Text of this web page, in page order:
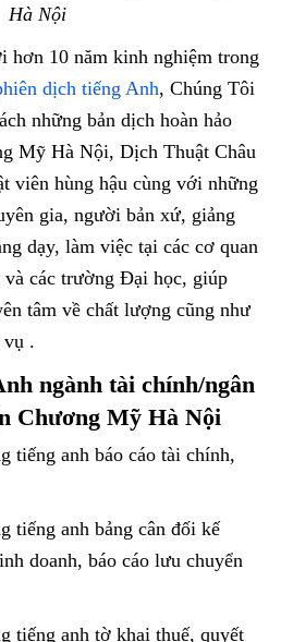
Hà Nội
10 năm kinh nghiệm trong
dịch tiếng Anh, Chúng Tôi
những bản dịch hoàn hảo
Mỹ Hà Nội, Dịch Thuật Châu
viên hùng hậu cùng với những
gia, người bản xứ, giảng
dạy, làm việc tại các cơ quan
các trường Đại học, giúp
tâm về chất lượng cũng như
.
ngành tài chính/ngân
Chương Mỹ Hà Nội
tiếng anh báo cáo tài chính,
tiếng anh bảng cân đối kế
doanh, báo cáo lưu chuyển
tiếng anh tờ khai thuế, quyết